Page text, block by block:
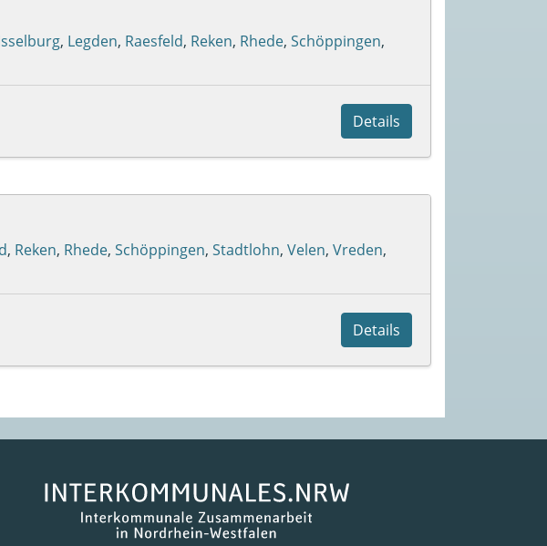
, Legden, Raesfeld, Reken, Rhede, Schöppingen,
Details
, Reken, Rhede, Schöppingen, Stadtlohn, Velen, Vreden,
Details